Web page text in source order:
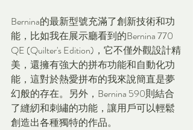
Bernina的最新型號充滿了創新技術和功
能，比如我在展示廳看到的Bernina 770
QE (Quilter's Edition)，它不僅外觀設計精
美，還擁有強大的拼布功能和自動化功
能，這對於熱愛拼布的我來說簡直是夢
幻般的存在。另外，Bernina 590則結合
了縫紉和刺繡的功能，讓用戶可以輕鬆
創造出各種獨特的作品。